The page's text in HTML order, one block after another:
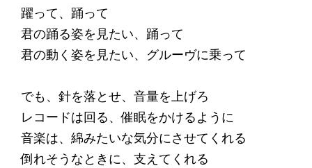
躍って、踊って
君の踊る姿を見たい、踊って
君の動く姿を見たい、グルーヴに乗って
でも、針を落とせ、音量を上げろ
レコードは回る、催眠をかけるように
音楽は、綿みたいな気分にさせてくれる
倒れそうなときに、支えてくれる